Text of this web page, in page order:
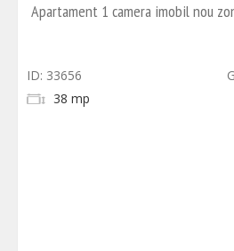
Apartament 1 camera imobil nou
ID: 33656
38 mp